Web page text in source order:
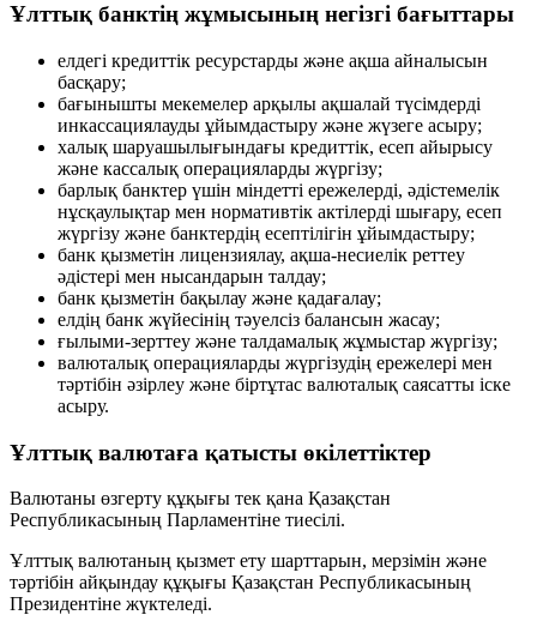
Ұлттық банктің жұмысының негізгі бағыттары
елдегі кредиттік ресурстарды және ақша айналысын
басқару;
бағынышты мекемелер арқылы ақшалай түсімдерді
инкассациялауды ұйымдастыру және жүзеге асыру;
халық шаруашылығындағы кредиттік, есеп айырысу
және кассалық операцияларды жүргізу;
барлық банктер үшін міндетті ережелерді, әдістемелік
нұсқаулықтар мен нормативтік актілерді шығару, есеп
жүргізу және банктердің есептілігін ұйымдастыру;
банк қызметін лицензиялау, ақша-несиелік реттеу
әдістері мен нысандарын талдау;
банк қызметін бақылау және қадағалау;
елдің банк жүйесінің тәуелсіз балансын жасау;
ғылыми-зерттеу және талдамалық жұмыстар жүргізу;
валюталық операцияларды жүргізудің ережелері мен
тәртібін әзірлеу және біртұтас валюталық саясатты іске
асыру.
Ұлттық валютаға қатысты өкілеттіктер
Валютаны өзгерту құқығы тек қана Қазақстан
Республикасының Парламентіне тиесілі.
Ұлттық валютаның қызмет ету шарттарын, мерзімін және
тәртібін айқындау құқығы Қазақстан Республикасының
Президентіне жүктеледі.